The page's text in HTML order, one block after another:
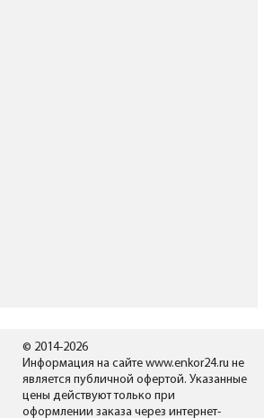
© 2014-2026
Информация на сайте www.enkor24.ru не
является публичной офертой. Указанные
цены действуют только при
оформлении заказа через интернет-